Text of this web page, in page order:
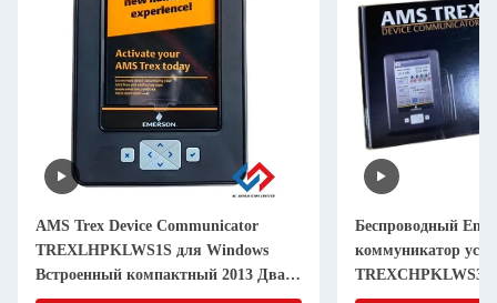
AMS Trex Device Communicator
TREXLHPKLWS1S для Windows
Встроенный компактный 2013 Два
Banana Jack Plugs
Беспроводный
коммуникатор
TREXCHPKLWS3S